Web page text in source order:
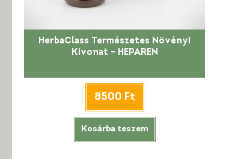
HerbaClass Természetes Növényi
Kivonat – HEPAREN
8500 Ft
Kosárba teszem